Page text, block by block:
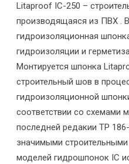
Litaproof IC-250 –
производящаяся из ПВХ .
гидроизоляционная
гидроизоляции и
Монтируется шпонка
строительный шов в
гидроизоляционной
соответствии со схемами
последней редакии ТР
значимыми
моделей гидрошпонок IC